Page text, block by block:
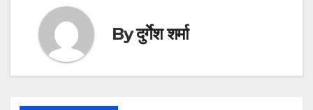
Byदुर्गेश शर्मा